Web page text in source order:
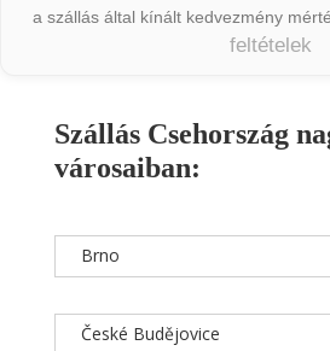
a szállás által kínált kedvezmény
feltételek
Szállás Csehország
városaiban:
Brno
České Budějovice